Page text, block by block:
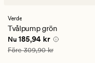
ett
genomsnittligt
betyg
på
4.5
Verde
Tvålpump grön
Nuvarande pris
Nu 185,94 kr
Ordinarie pris 309,90 kr
Före309,90 kr